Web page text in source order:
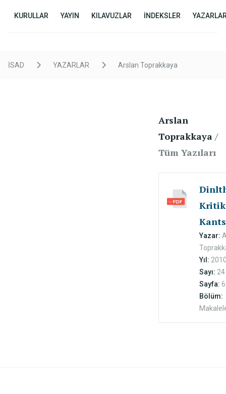
KURULLAR YAYIN KILAVUZLAR İNDEKSLER
İSAD YAZARLAR Arslan Toprakkaya
Arslan
Toprakkaya /
Tüm Yazıları
Kants
Yazar:
Yıl:
Sayı: 24
Sayfa:
Bölüm: